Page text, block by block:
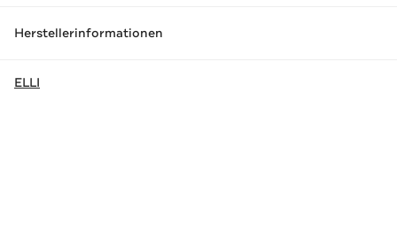
Herstellerinformationen
ELLI